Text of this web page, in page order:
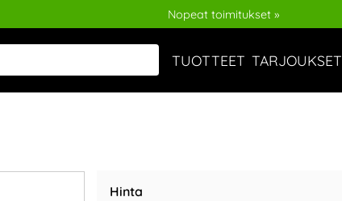
Nopeat toimitukset »
TUOTTEET TARJOUKSET
Hinta